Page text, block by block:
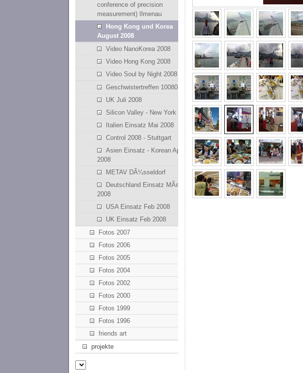
conference of precision
measurement) Ilmenau
Hong Kong und Korea
August 2008
Video NanoKorea 2008
Video Hong Kong 2008
Video Soul by Night 2008
Geschwistertreffen 100808
UK Juli 2008
Silicon Valley - New York
Italien Einsatz Mai 2008
Control 2008 - Stuttgart
Asien Einsatz - Korean April
2008
METAV DÃ¼sseldorf
Deutschland Einsatz MÃ¤rz
2008
USA Einsatz Feb 2008
UK Einsatz Feb 2008
Fotos 2007
Fotos 2006
Fotos 2005
Fotos 2004
Fotos 2002
Fotos 2000
Fotos 1999
Fotos 1996
friends art
projekte